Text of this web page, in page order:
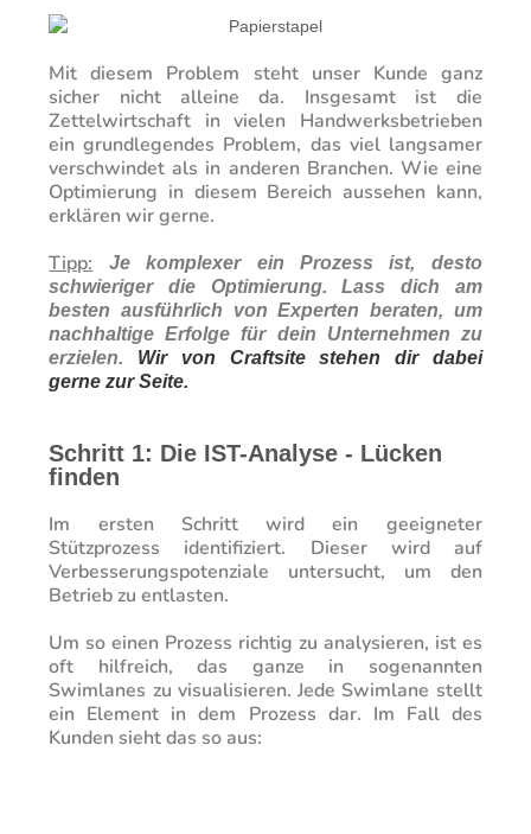
Mit diesem Problem steht unser Kunde ganz
sicher nicht alleine da. Insgesamt ist die
Zettelwirtschaft in vielen Handwerksbetrieben
ein grundlegendes Problem, das viel langsamer
verschwindet als in anderen Branchen. Wie eine
Optimierung in diesem Bereich aussehen kann,
erklären wir gerne.
Tipp:
Je komplexer ein Prozess ist, desto
schwieriger die Optimierung. Lass dich am
besten ausführlich von Experten beraten, um
nachhaltige Erfolge für dein Unternehmen zu
erzielen. Wir von Craftsite stehen dir dabei
gerne zur Seite.
Schritt 1: Die IST-Analyse - Lücken
finden
Im ersten Schritt wird ein geeigneter
Stützprozess identifiziert. Dieser wird auf
Verbesserungspotenziale untersucht, um den
Betrieb zu entlasten.
Um so einen Prozess richtig zu analysieren, ist es
oft hilfreich, das ganze in sogenannten
Swimlanes zu visualisieren. Jede Swimlane stellt
ein Element in dem Prozess dar. Im Fall des
Kunden sieht das so aus: